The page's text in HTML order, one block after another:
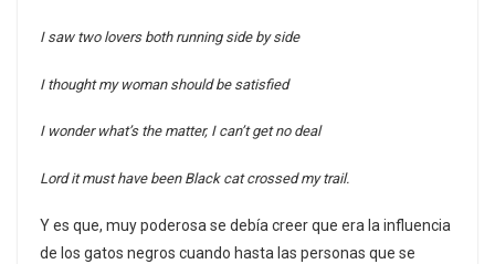
I saw two lovers both running side by side
I thought my woman should be satisfied
I wonder what’s the matter, I can’t get no deal
Lord it must have been Black cat crossed my trail.
Y es que, muy poderosa se debía creer que era la influencia
de los gatos negros cuando hasta las personas que se